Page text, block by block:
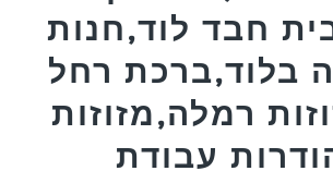
חבד לוד,חנות
בלוד,ברכת רחל
רמלה,מזוזות
עבודת